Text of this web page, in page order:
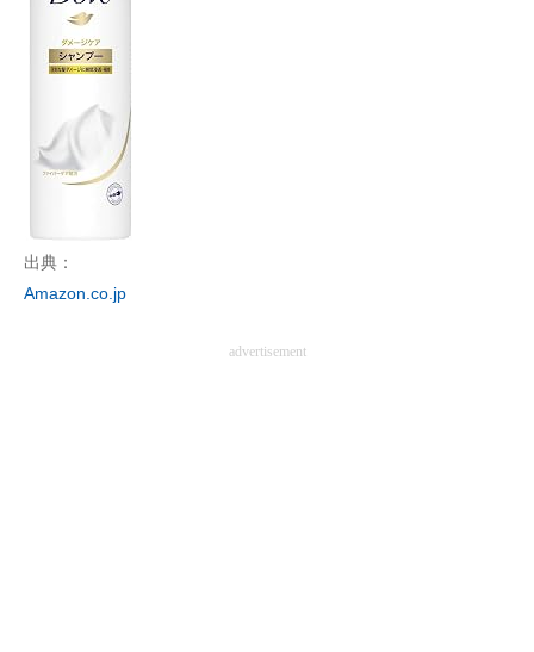
好きが集まる 比べて選べる
ビジネスと働き方のヒント
AI活用のいまが分かる
企業ITのトレンドを詳説
マーケ×ITの今がよく分かる
出典：
Amazon.co.jp
advertisement